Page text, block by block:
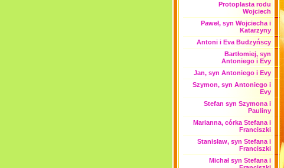
Protoplasta rodu
Wojciech
Paweł, syn Wojciecha i
Katarzyny
Antoni i Eva Budzyńscy
Bartłomiej, syn
Antoniego i Evy
Jan, syn Antoniego i Evy
Szymon, syn Antoniego i
Evy
Stefan syn Szymona i
Pauliny
Marianna, córka Stefana i
Franciszki
Stanisław, syn Stefana i
Franciszki
Michał syn Stefana i